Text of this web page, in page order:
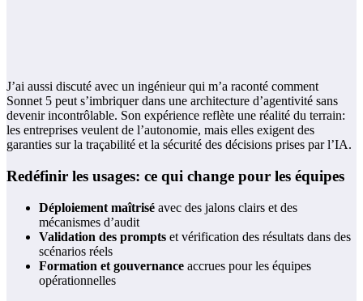
J’ai aussi discuté avec un ingénieur qui m’a raconté comment
Sonnet 5 peut s’imbriquer dans une architecture d’agentivité sans
devenir incontrôlable. Son expérience reflète une réalité du terrain:
les entreprises veulent de l’autonomie, mais elles exigent des
garanties sur la traçabilité et la sécurité des décisions prises par l’IA.
Redéfinir les usages: ce qui change pour les équipes
Déploiement maîtrisé avec des jalons clairs et des
mécanismes d’audit
Validation des prompts et vérification des résultats dans des
scénarios réels
Formation et gouvernance accrues pour les équipes
opérationnelles